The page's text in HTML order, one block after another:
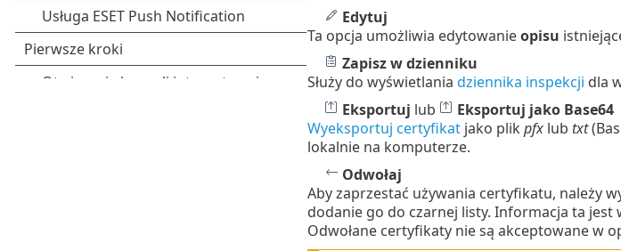
Edytuj
Ta opcja umożliwia edytowanieopisu
Zapisz w dzienniku
Służy do wyświetlania dziennika inspekcji dla
Eksportuj lub
Eksportuj jako Base64
Wyeksportuj certyfikatjako plik pfxlub txt
lokalnie na komputerze.
Odwołaj
Aby zaprzestać używania certyfikatu, należy
dodanie go do czarnej listy. Informacja ta jest
Odwołane certyfikaty nie są akceptowane w